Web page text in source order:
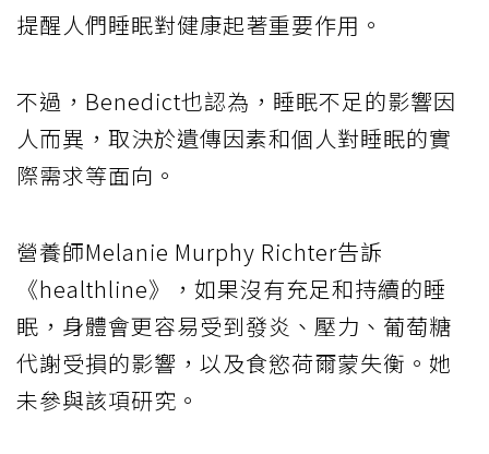
提醒人們睡眠對健康起著重要作用。
不過，Benedict也認為，睡眠不足的影響因
人而異，取決於遺傳因素和個人對睡眠的實
際需求等面向。
營養師Melanie Murphy Richter告訴
《healthline》，如果沒有充足和持續的睡
眠，身體會更容易受到發炎、壓力、葡萄糖
代謝受損的影響，以及食慾荷爾蒙失衡。她
未參與該項研究。